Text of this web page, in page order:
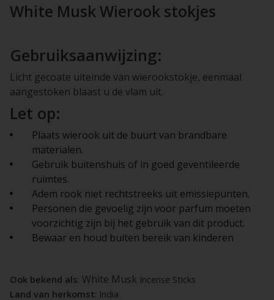
White Musk Wierook stokjes
Gebruiksaanwijzing:
Licht gecoate uiteinde van wierookstokje, eenmaal
aangestoken blaast u de vlam uit.
Let op:
Plaats wierook uit de buurt van brandbare
materialen.
Gebruik buitenshuis of in goed geventileerde
ruimtes.
Adem rook niet rechtstreeks uit emissiepunten.
Personen die gevoelig zijn voor parfum moeten
voorzichtig zijn bij het gebruik van dit product.
Bewaar en houd buiten bereik van kinderen
Ook bekend als: White Musk Incense Sticks
Land van herkomst: India